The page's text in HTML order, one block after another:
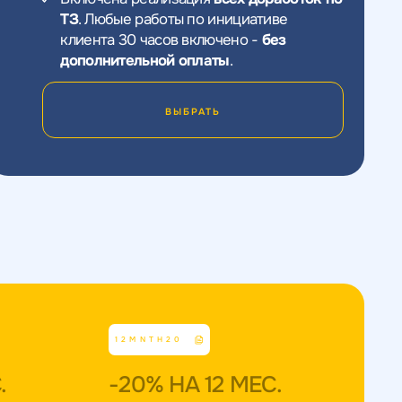
ТЗ. Любые работы по инициативе
клиента 30 часов включено - без
дополнительной оплаты.
ВЫБРАТЬ
12MNTH20
-20% НА 12 МЕС.